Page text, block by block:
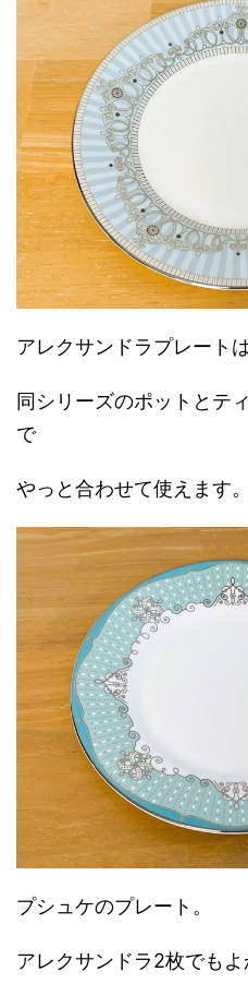
アレクサンドラプレート
同シリーズのポットとテ
で
やっと合わせて使えます。
プシュケのプレート。
アレクサンドラ2枚でも